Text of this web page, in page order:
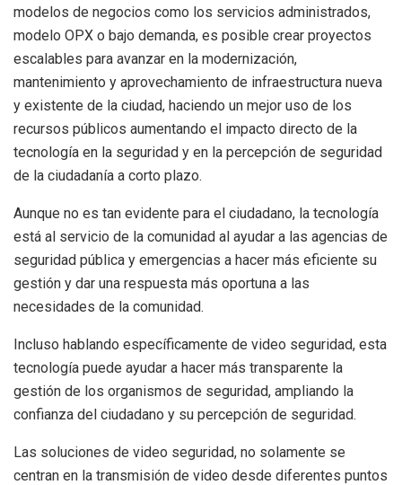
modelos de negocios como los servicios administrados,
modelo OPX o bajo demanda, es posible crear proyectos
escalables para avanzar en la modernización,
mantenimiento y aprovechamiento de infraestructura nueva
y existente de la ciudad, haciendo un mejor uso de los
recursos públicos aumentando el impacto directo de la
tecnología en la seguridad y en la percepción de seguridad
de la ciudadanía a corto plazo.
Aunque no es tan evidente para el ciudadano, la tecnología
está al servicio de la comunidad al ayudar a las agencias de
seguridad pública y emergencias a hacer más eficiente su
gestión y dar una respuesta más oportuna a las
necesidades de la comunidad.
Incluso hablando específicamente de video seguridad, esta
tecnología puede ayudar a hacer más transparente la
gestión de los organismos de seguridad, ampliando la
confianza del ciudadano y su percepción de seguridad.
Las soluciones de video seguridad, no solamente se
centran en la transmisión de video desde diferentes puntos